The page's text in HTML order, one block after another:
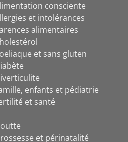
consciente
et intolérances
alimentaires
et sans gluten
enfants et pédiatrie
et santé
et périnatalité